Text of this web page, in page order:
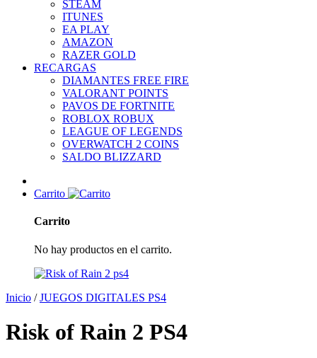
STEAM
ITUNES
EA PLAY
AMAZON
RAZER GOLD
RECARGAS
DIAMANTES FREE FIRE
VALORANT POINTS
PAVOS DE FORTNITE
ROBLOX ROBUX
LEAGUE OF LEGENDS
OVERWATCH 2 COINS
SALDO BLIZZARD
Carrito
Carrito
No hay productos en el carrito.
Inicio / JUEGOS DIGITALES PS4
Risk of Rain 2 PS4